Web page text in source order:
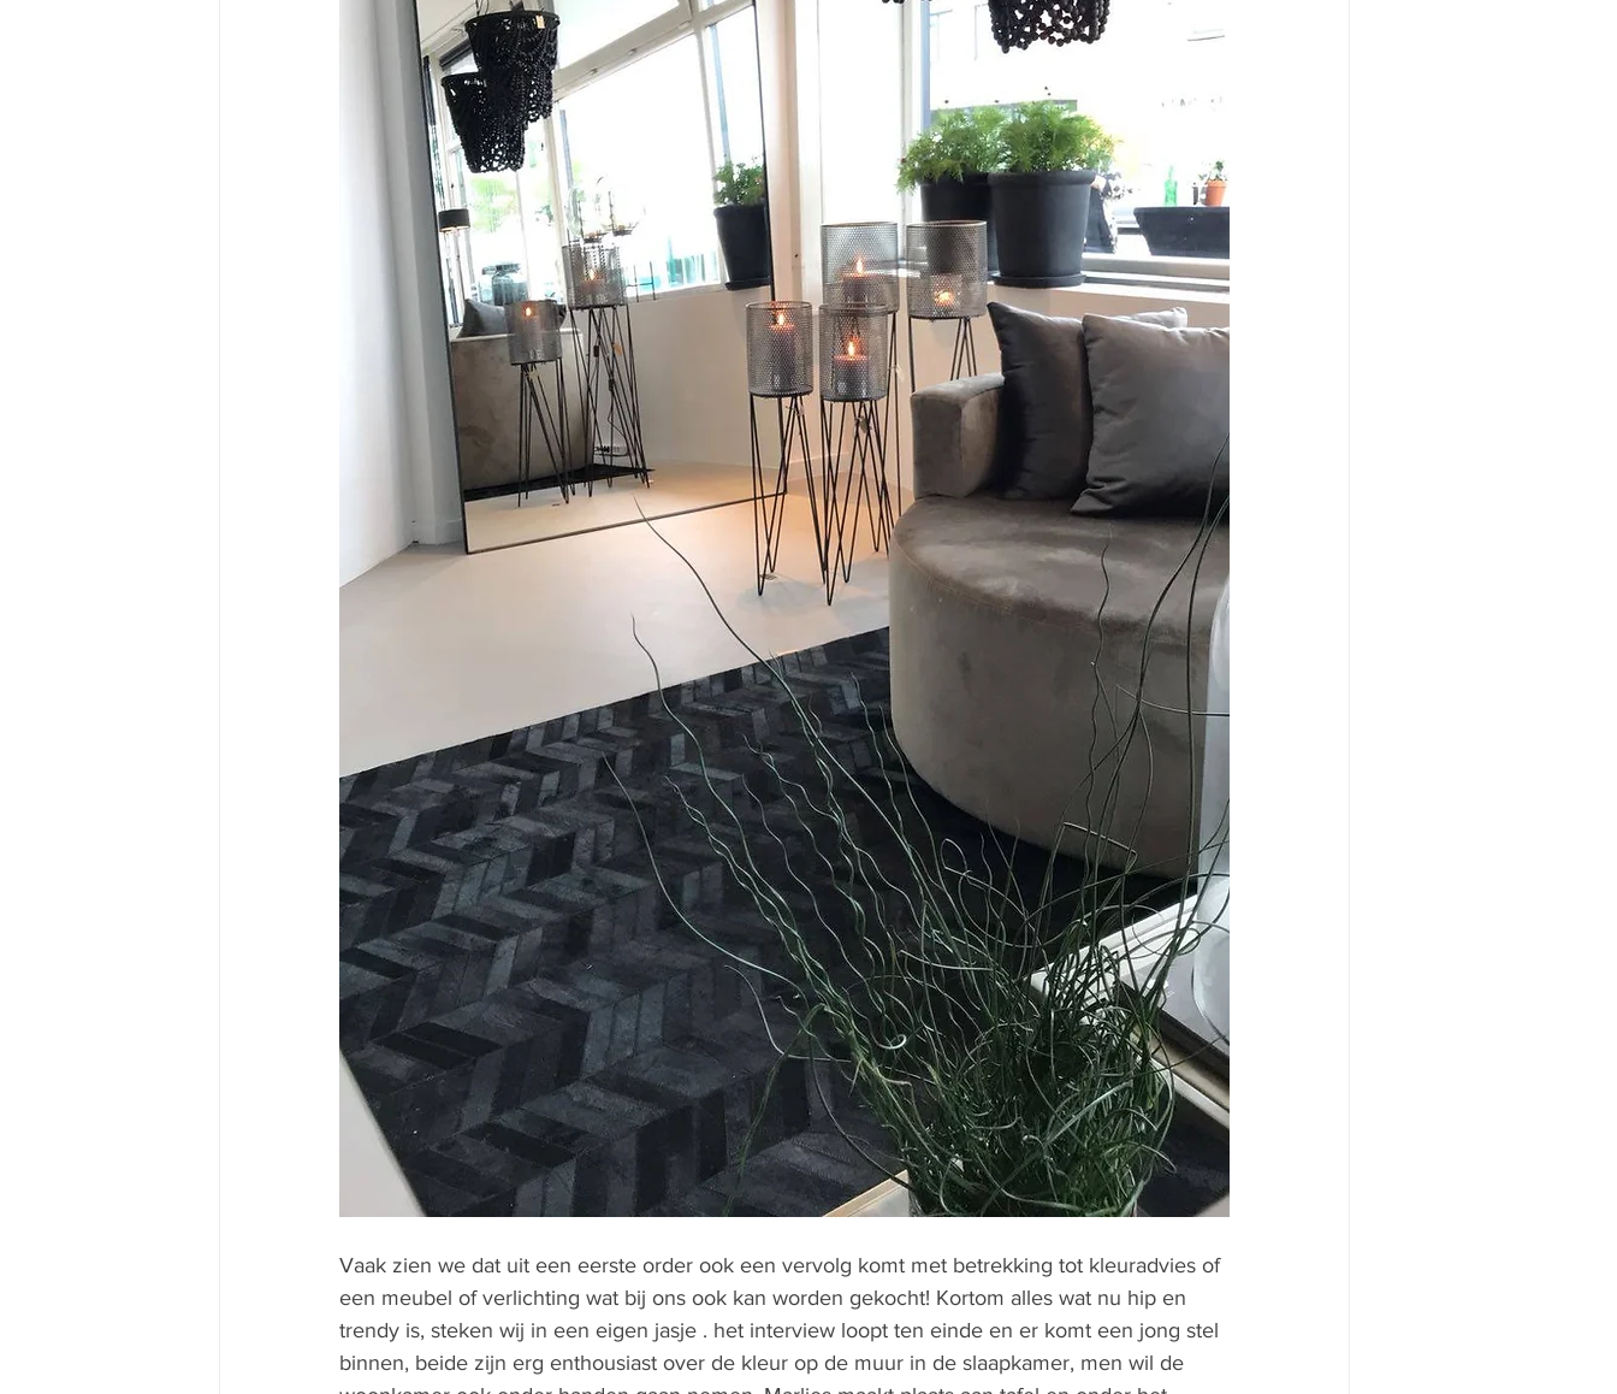
Vaak zien we dat uit een eerste order ook een vervolg komt met betrekking tot kleuradvies of
een meubel of verlichting wat bij ons ook kan worden gekocht! Kortom alles wat nu hip en
trendy is, steken wij in een eigen jasje . het interview loopt ten einde en er komt een jong stel
binnen, beide zijn erg enthousiast over de kleur op de muur in de slaapkamer, men wil de